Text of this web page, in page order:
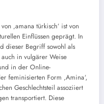
‚amana türkisch‘ ist von
Einflüssen geprägt. In
dieser Begriff sowohl als
in vulgärer Weise
in der Online-
feminisierten Form ‚Amina‘,
Geschlechtsteil assoziiert
transportiert. Diese